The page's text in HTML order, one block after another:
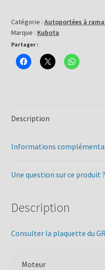
GR1600-
II
Catégorie : Autoportées à
Marque : Kubota
Partager :
Description
Informations
Une question sur ce produit ?
Description
Consulter la plaquette du
Moteur